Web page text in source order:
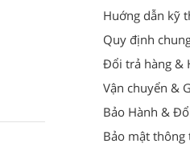
Huớng dẫn kỹ
Quy định
Đổi trả hàng &
Vận chuyển &
Bảo Hành &
Bảo mật thông